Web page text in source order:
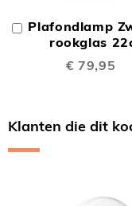
Plafondlamp
rookglas
€ 79,95
In
Winkelwagen
Klanten die dit